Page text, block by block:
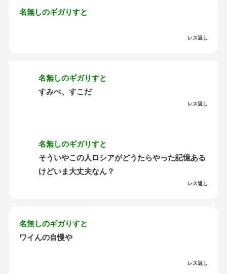
名無しのギガりすと
レス返し
名無しのギガりすと
すみぺ、すこだ
レス返し
名無しのギガりすと
そういやこの人ロシアがどうたらやった記憶ある
けどいま大丈夫なん？
レス返し
名無しのギガりすと
ワイんの自慢や
レス返し